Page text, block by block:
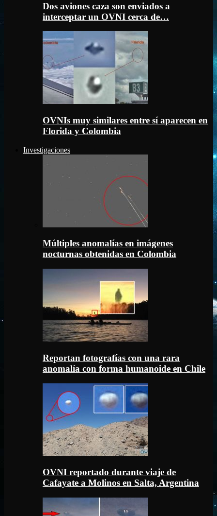
Dos aviones caza son enviados a
interceptar un OVNI cerca de…
OVNIs muy similares entre sí aparecen en
Florida y Colombia
Investigaciones
Múltiples anomalías en imágenes
nocturnas obtenidas en Colombia
Reportan fotografías con una rara
anomalía con forma humanoide en Chile
OVNI reportado durante viaje de
Cafayate a Molinos en Salta, Argentina